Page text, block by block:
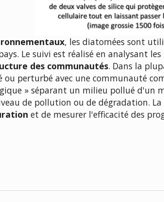
, les diatomées sont
Le suivi est réalisé en analysant les
des communautés. Dans la
perturbé avec une communauté
» séparant un milieu pollué d'un
de pollution ou de dégradation.
et de mesurer l'efficacité des